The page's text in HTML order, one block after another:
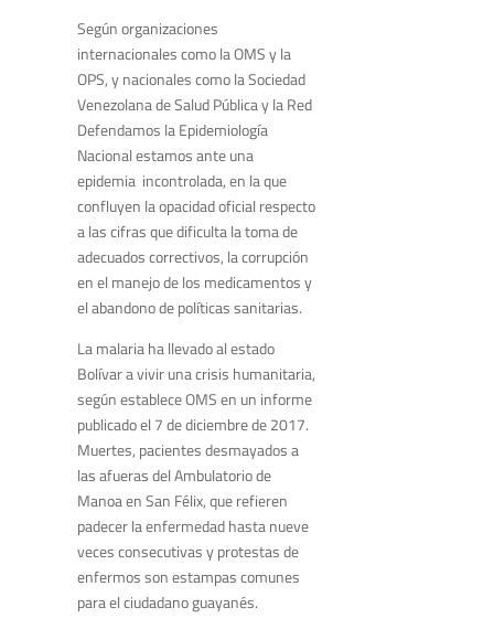
Según organizaciones
internacionales como la OMS y la
OPS, y nacionales como la Sociedad
Venezolana de Salud Pública y la Red
Defendamos la Epidemiología
Nacional estamos ante una
epidemia incontrolada, en la que
confluyen la opacidad oficial respecto
a las cifras que dificulta la toma de
adecuados correctivos, la corrupción
en el manejo de los medicamentos y
el abandono de políticas sanitarias.
La malaria ha llevado al estado
Bolívar a vivir una crisis humanitaria,
según establece OMS en un informe
publicado el 7 de diciembre de 2017.
Muertes, pacientes desmayados a
las afueras del Ambulatorio de
Manoa en San Félix, que refieren
padecer la enfermedad hasta nueve
veces consecutivas y protestas de
enfermos son estampas comunes
para el ciudadano guayanés.